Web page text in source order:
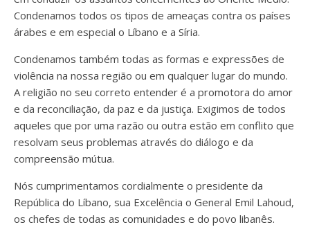
Condenamos todos os tipos de ameaças contra os países
árabes e em especial o Líbano e a Síria.
Condenamos também todas as formas e expressões de
violência na nossa região ou em qualquer lugar do mundo.
A religião no seu correto entender é a promotora do amor
e da reconciliação, da paz e da justiça. Exigimos de todos
aqueles que por uma razão ou outra estão em conflito que
resolvam seus problemas através do diálogo e da
compreensão mútua.
Nós cumprimentamos cordialmente o presidente da
República do Líbano, sua Excelência o General Emil Lahoud,
os chefes de todas as comunidades e do povo libanês.